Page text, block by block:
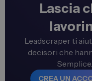
Lascia
Leadscraper ti
decisori che
CREA UN